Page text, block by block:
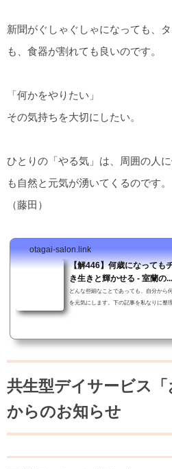
新聞がぐしゃぐしゃになっても、
も、食器が割れても良いのです。
「何かをやりたい」
その気持ちを大切にしたい。
ひとりの「やる気」は、周囲の人
も自然と元気が湧いてくるのです。
（藤田）
otagai-salon.link
【解446】何歳になっても
き生きと輝かせる - 室蘭の...
どんな些細なことであっても、自分から
を元気にします。下の記事を私なりに整
つ３．他者にお願いされた「役割」は他
誰もが「やりたい」ができる自由...
共生型デイサービス「
からのお知らせ